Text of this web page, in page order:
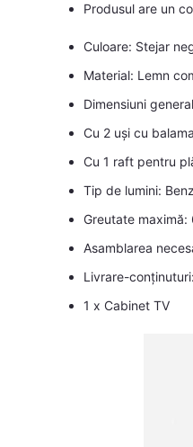
Produsul are un
Culoare: Stejar
Material: Lemn
Dimensiuni
Cu 2 uși cu
Cu 1 raft pentru
Tip de lumini:
Greutate maximă:
Asamblarea
Livrare-conținuturi:
1 x Cabinet TV